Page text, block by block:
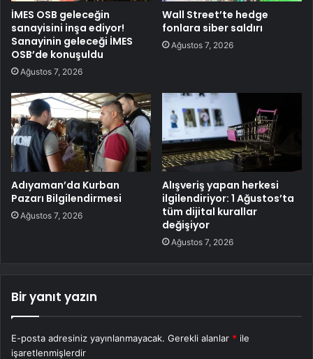
İMES OSB geleceğin
sanayisini inşa ediyor!
Sanayinin geleceği İMES
OSB’de konuşuldu
Ağustos 7, 2026
Wall Street’te hedge
fonlara siber saldırı
Ağustos 7, 2026
Adıyaman’da Kurban
Pazarı Bilgilendirmesi
Ağustos 7, 2026
Alışveriş yapan herkesi
ilgilendiriyor: 1 Ağustos’ta
tüm dijital kurallar
değişiyor
Ağustos 7, 2026
Bir yanıt yazın
E-posta adresiniz yayınlanmayacak. Gerekli alanlar * ile
işaretlenmişlerdir